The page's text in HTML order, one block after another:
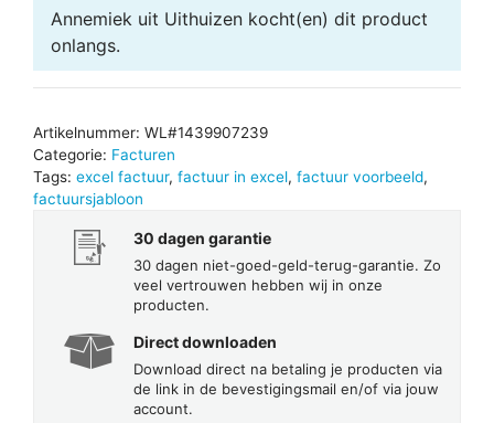
Annemiek uit Uithuizen kocht(en) dit product
onlangs.
Artikelnummer: WL#1439907239
Categorie: Facturen
Tags: excel factuur, factuur in excel, factuur voorbeeld,
factuursjabloon
30 dagen garantie
30 dagen niet-goed-geld-terug-garantie. Zo
veel vertrouwen hebben wij in onze
producten.
Direct downloaden
Download direct na betaling je producten via
de link in de bevestigingsmail en/of via jouw
account.